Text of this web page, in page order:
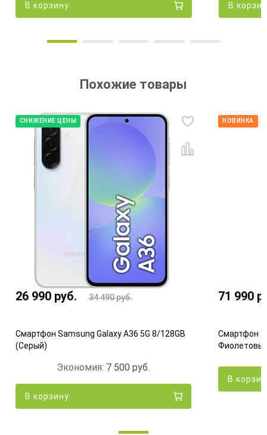
В корзину В
Похожие товары
СНИЖЕНИЕ ЦЕНЫ
26 990 руб. 34 490руб.
Смартфон Samsung Galaxy A36 5G 8/128GB
(Серый)
Экономия: 7 500руб.
В корзину
НОВИНКА
71 990
Смартфон
В